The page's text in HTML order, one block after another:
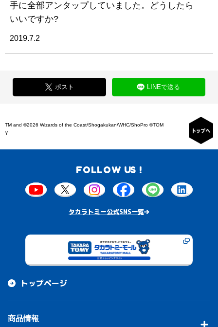
手に全部アンタップしていました。どうしたら
いいですか?
2019.7.2
ポスト LINEで送る
TM and ©2026 Wizards of the Coast/Shogakukan/WHC/ShoPro ©TOM
Y
FOLLOW US !
タカラトミー公式SNS一覧
トップページ
商品情報